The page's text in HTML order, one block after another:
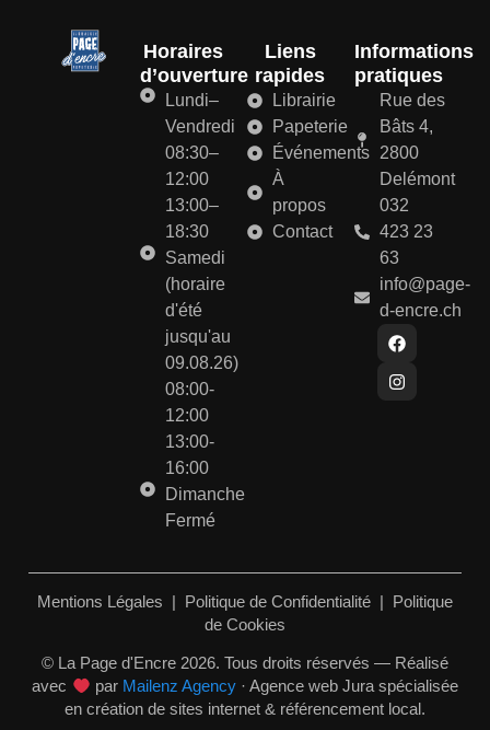
Horaires
d’ouverture
Lundi–
Vendredi
08:30–
12:00
13:00–
18:30
Samedi
(horaire
d'été
jusqu'au
09.08.26)
08:00-
12:00
13:00-
16:00
Dimanche
Fermé
Liens
rapides
Librairie
Papeterie
Événements
À
propos
Contact
Informations
pratiques
Rue des
Bâts 4,
2800
Delémont
032
423 23
63
info@page-
d-encre.ch
Mentions Légales | Politique de Confidentialité | Politique
de Cookies
© La Page d'Encre 2026. Tous droits réservés — Réalisé
avec
par Mailenz Agency· Agence web Jura spécialisée
en création de sites internet & référencement local.